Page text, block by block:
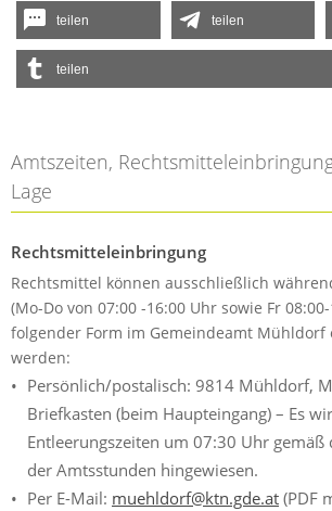
teilen teilen
teilen
Amtszeiten,
Lage
Rechtsmitteleinbringung
Rechtsmittel können ausschließlich
(Mo-Do von 07:00 -16:00 Uhr sowie Fr
folgender Form im Gemeindeamt Mühldorf
werden:
Persönlich/postalisch: 9814 Mühldorf,
Briefkasten (beim Haupteingang) – Es
Entleerungszeiten um 07:30 Uhr gemäß
der Amtsstunden hingewiesen.
Per E-Mail: muehldorf@ktn.gde.at (PDF